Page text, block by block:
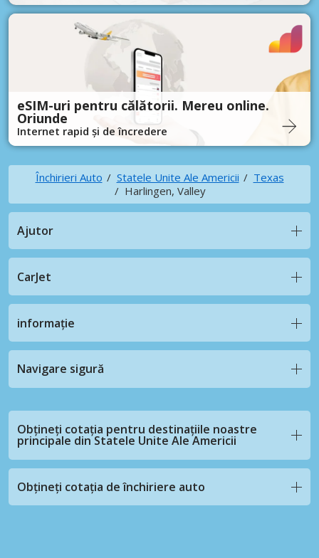
eSIM-uri pentru călătorii. Mereu online.
Oriunde
Internet rapid și de încredere
Închirieri Auto Statele Unite Ale Americii
Texas
Harlingen, Valley
Ajutor
CarJet
informație
Navigare sigură
Obțineți cotația pentru destinațiile noastre
principale din Statele Unite Ale Americii
Obțineți cotația de închiriere auto